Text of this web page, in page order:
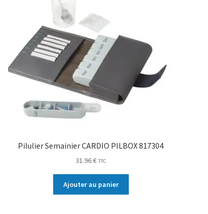
Pilulier Semainier CARDIO PILBOX 817304
31.96€ TTC
Ajouter au panier